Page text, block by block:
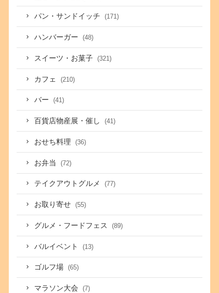
パン・サンドイッチ (171)
ハンバーガー (48)
スイーツ・お菓子 (321)
カフェ (210)
バー (41)
百貨店物産展・催し (41)
おせち料理 (36)
お弁当 (72)
テイクアウトグルメ (77)
お取り寄せ (55)
グルメ・フードフェス (89)
バルイベント (13)
ゴルフ場 (65)
マラソン大会 (7)